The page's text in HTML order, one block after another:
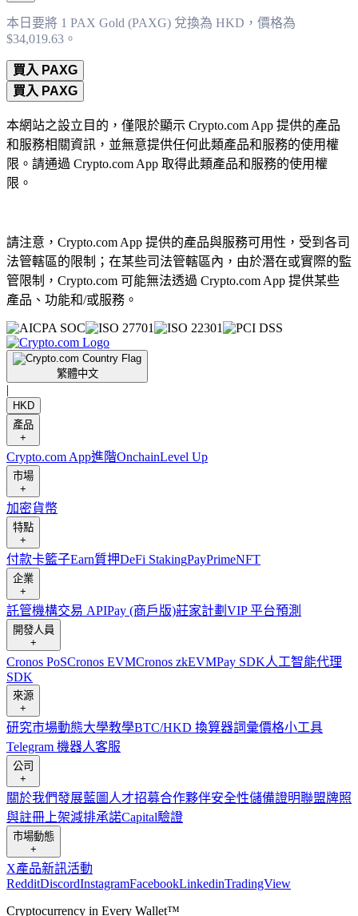
本日要將 1 PAX Gold (PAXG) 兌換為 HKD，價格為
$34,019.63。
買入 PAXG
買入 PAXG
本網站之設立目的，僅限於顯示 Crypto.com App 提供的產品
和服務相關資訊，並無意提供任何此類產品和服務的使用權
限。請通過 Crypto.com App 取得此類產品和服務的使用權
限。
請注意，Crypto.com App 提供的產品與服務可用性，受到各司
法管轄區的限制；在某些司法管轄區內，由於潛在或實際的監
管限制，Crypto.com 可能無法透過 Crypto.com App 提供某些
產品、功能和/或服務。
繁體中文
|
HKD
產品
+
Crypto.com App進階OnchainLevel Up
市場
+
加密貨幣
特點
+
付款卡籃子Earn質押DeFi StakingPayPrimeNFT
企業
+
託管機構交易 APIPay (商戶版)莊家計劃 VIP 平台預測
開發人員
+
Cronos PoSCronos EVMCronos zkEVMPay SDK人工智能代理
SDK
來源
+
研究市場動態大學教學BTC/HKD 換算器詞彙價格小工具
Telegram 機器人客服
公司
+
關於我們發展藍圖 人才招募合作夥伴安全性儲備證明聯盟牌照
與註冊 上架減排承諾Capital驗證
市場動態
+
X產品新訊活動
RedditDiscordInstagramFacebookLinkedinTradingView
Cryptocurrency in Every Wallet™